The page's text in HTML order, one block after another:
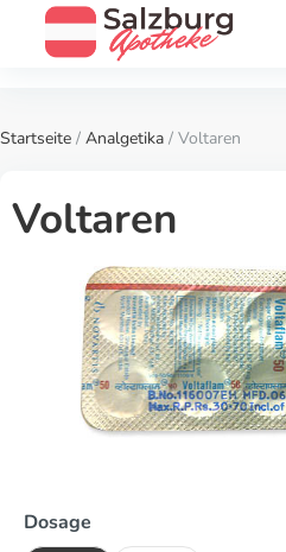
Startseite / Analgetika / Voltaren
Voltaren
Dosage